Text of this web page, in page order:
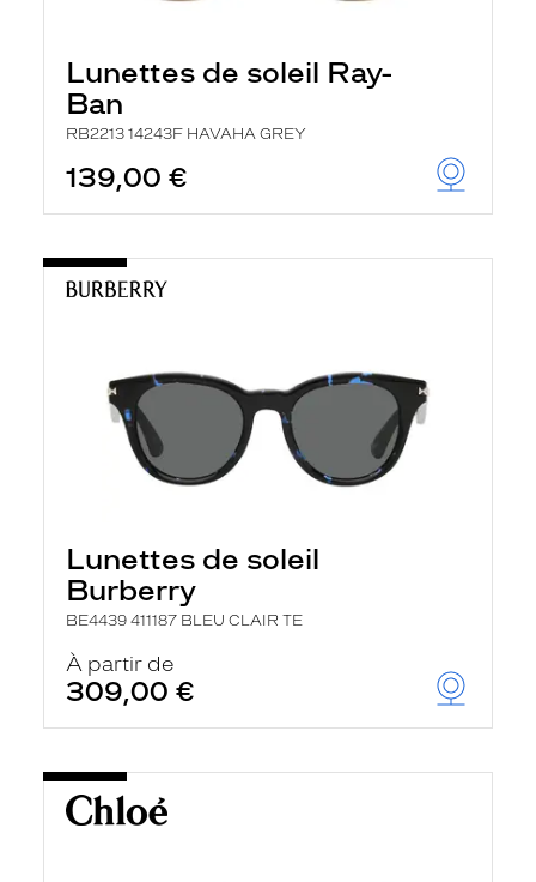
Lunettes de soleil Ray-
Ban
RB2213 14243F HAVAHA GREY
139,00 €
Lunettes de soleil
Burberry
BE4439 411187 BLEU CLAIR TE
À partir de
309,00 €